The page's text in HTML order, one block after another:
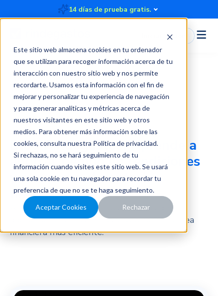
Este sitio web almacena cookies en tu ordenador
que se utilizan para recoger información acerca de tu
interacción con nuestro sitio web y nos permite
recordarte. Usamos esta información con el fin de
mejorar y personalizar tu experiencia de navegación
y para generar analíticas y métricas acerca de
nuestros visitantes en este sitio web y otros
medios. Para obtener más información sobre las
cookies, consulta nuestra Política de privacidad.
Si rechazas, no se hará seguimiento de tu
información cuando visites este sitio web. Se usará
una sola cookie en tu navegador para recordar tu
preferencia de que no se te haga seguimiento.
Aceptar Cookies Rechazar
14 días de prueba gratis.
Iniciar Sesión
Blog
Blog Rindegastos:Aprende a
ahorrar tiempo en rendiciones
y recuperar el control
financiero.
Artículos, mejores prácticas, recursos de
digitalización y más — todo para hacer tu área
financiera más eficiente.